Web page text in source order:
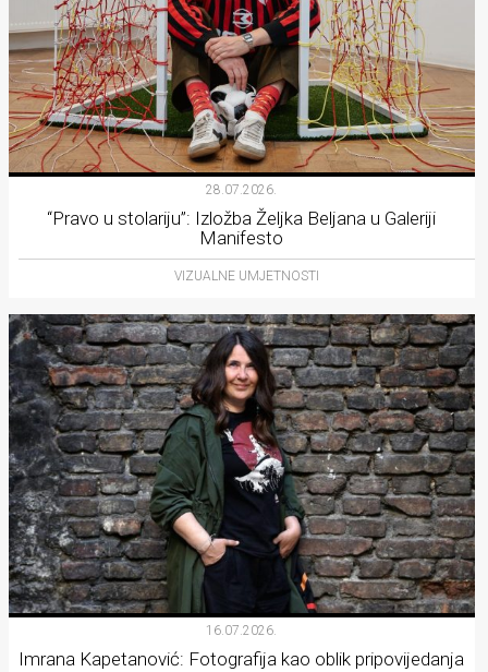
28.07.2026.
“Pravo u stolariju”: Izložba Željka Beljana u Galeriji
Manifesto
VIZUALNE UMJETNOSTI
16.07.2026.
Imrana Kapetanović: Fotografija kao oblik pripovijedanja